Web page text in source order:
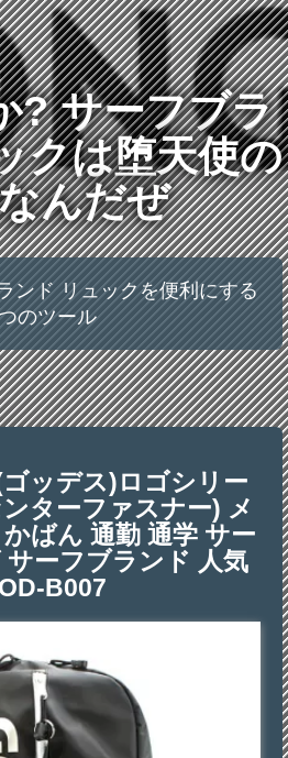
? サーフブラ
クは堕天使の
んだぜ
ンド リュックを便利にする
のツール
ッデス)ロゴシリー
ターファスナー) メ
ばん 通勤 通学 サー
ーフブランド 人気
B007